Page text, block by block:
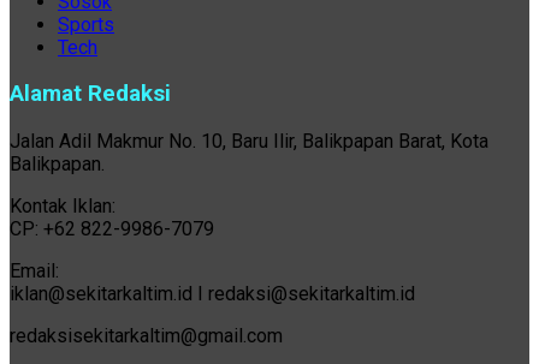
Sports
Tech
Alamat Redaksi
Jalan Adil Makmur No. 10, Baru Ilir, Balikpapan Barat, Kota
Balikpapan.
Kontak Iklan:
CP: +62 822-9986-7079
Email:
iklan@sekitarkaltim.id I redaksi@sekitarkaltim.id
redaksisekitarkaltim@gmail.com